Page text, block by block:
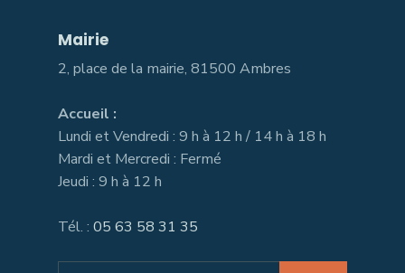
Mairie
2, place de la mairie, 81500 Ambres
Accueil :
Lundi et Vendredi : 9 h à 12 h / 14 h à 18 h
Mardi et Mercredi : Fermé
Jeudi : 9 h à 12 h
Tél. : 05 63 58 31 35